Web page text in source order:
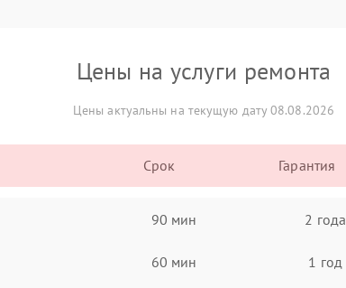
Цены на услуги ремонта
Цены актуальны на текущую дату 08.08.2026
Срок Гарантия
90 мин 2 года
60 мин 1 год